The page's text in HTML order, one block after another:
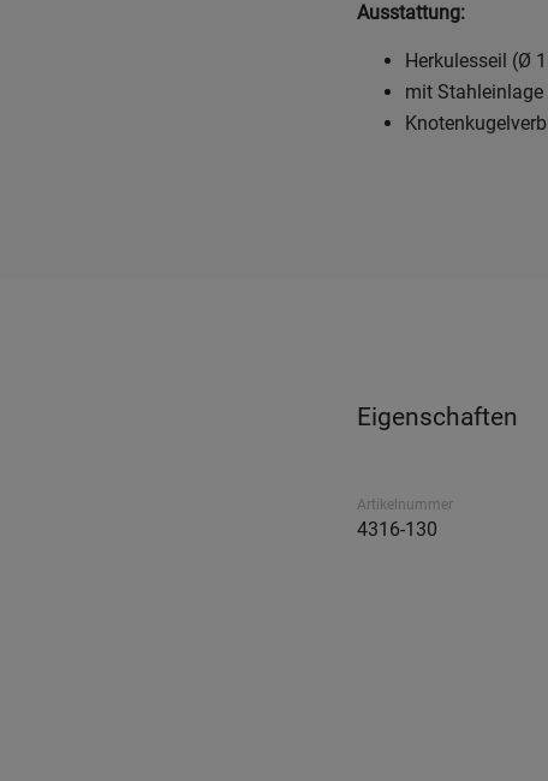
Ausstattung:
Herkulesseil (Ø
mit Stahleinlage
Eigenschaften
Artikelnummer
4316-130